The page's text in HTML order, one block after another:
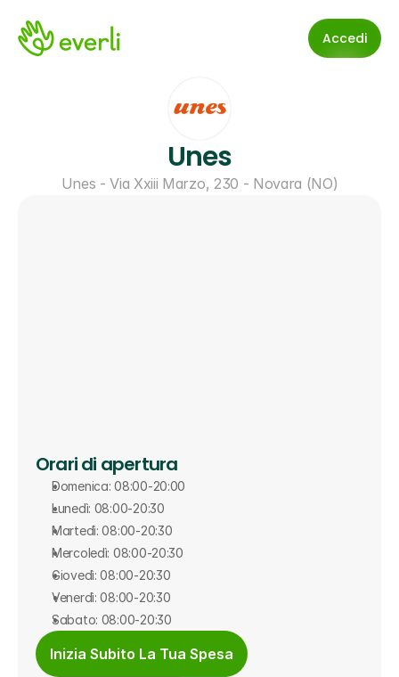
Accedi
Unes
Unes - Via Xxiii Marzo, 230 - Novara (NO)
Orari di apertura
Domenica: 08:00-20:00
Lunedì: 08:00-20:30
Martedì: 08:00-20:30
Mercoledì: 08:00-20:30
Giovedì: 08:00-20:30
Venerdì: 08:00-20:30
Sabato: 08:00-20:30
Inizia Subito La Tua Spesa